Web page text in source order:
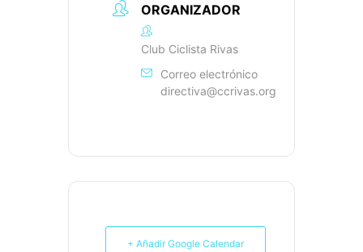
ORGANIZADOR
Club Ciclista Rivas
Correo electrónico
directiva@ccrivas.org
+ Añadir Google Calendar